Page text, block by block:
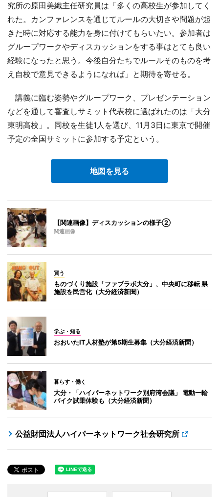
究所の原田美織主任研究員は「多くの高校生が参加してく
れた。カンファレンスを通じてルールの大切さや問題が起
きた時に対応する能力を身に付けてもらいたい。参加者は
グループワークやディスカッションをする事はとても良い
経験になったと思う。今後自分たちでルールそのものを考
え自校で意見できるようになれば」と期待を寄せる。
講義に臨む姿勢やグループワーク、プレゼンテーション
などを通して審査しサミット代表校に選ばれたのは「大分
東明高校」。同校を生徒1人を選び、11月3日に東京で開催
予定の全国サミットに参加する予定という。
地図を見る
【関連画像】ディスカッションの様子②
関連画像
買う
ものづくり施設「ファブラボ大分」、中央町に移転 県
施設を民営化（大分経済新聞）
学ぶ・知る
おおいたIT人材塾が第5期生募集（大分経済新聞）
暮らす・働く
大分・「ハイパーネットワーク別府湾会議」 電動一輪
バイク試乗体験も（大分経済新聞）
公益財団法人ハイパーネットワーク社会研究所